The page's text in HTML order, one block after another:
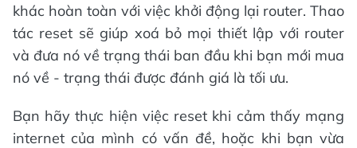
khác hoàn toàn với việc khởi động lại router. Thao
tác reset sẽ giúp xoá bỏ mọi thiết lập với router
và đưa nó về trạng thái ban đầu khi bạn mới mua
nó về - trạng thái được đánh giá là tối ưu.
Bạn hãy thực hiện việc reset khi cảm thấy mạng
internet của mình có vấn đề, hoặc khi bạn vừa